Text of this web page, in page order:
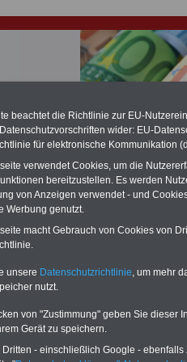
für Beamte &
hat die
die zun hohen
wird es hohe
alle (!) Beamtezwischen mind.
hierzu eine Broschüre heraus, die
der Broschüre.
Beamte und den
mit drei Ratgebern für nur
in
beachtet die Richtlinie zur EU-
wider: EU-
für elektronische Kommunikation
verwendet Cookies, um die
bereitzustellen. Es werden
von Anzeigen verwendet - und
Werbung genutzt.
macht Gebrauch von Cookies von
unsere Datenschutzrichtlinie, um mehr
nutzt.
von "Zustimmung" geben Sie dieser
Gerät zu speichern.
- einschließlich Google -